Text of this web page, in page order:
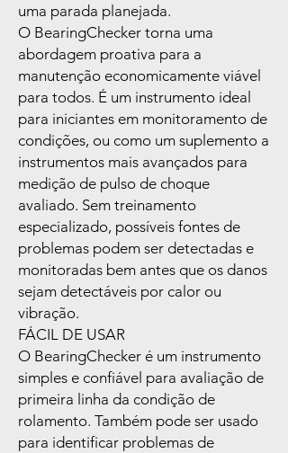
uma parada planejada.
O BearingChecker torna uma
abordagem proativa para a
manutenção economicamente viável
para todos. É um instrumento ideal
para iniciantes em monitoramento de
condições, ou como um suplemento a
instrumentos mais avançados para
medição de pulso de choque
avaliado. Sem treinamento
especializado, possíveis fontes de
problemas podem ser detectadas e
monitoradas bem antes que os danos
sejam detectáveis por calor ou
vibração.
FÁCIL DE USAR
O BearingChecker é um instrumento
simples e confiável para avaliação de
primeira linha da condição de
rolamento. Também pode ser usado
para identificar problemas de